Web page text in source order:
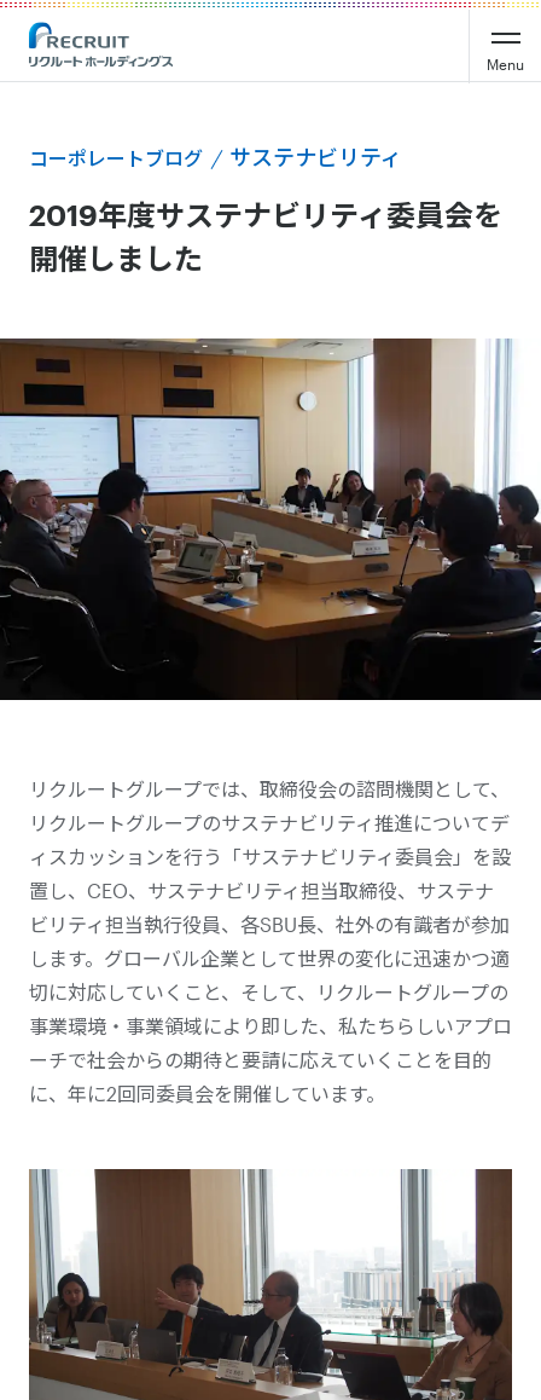
Menu
コーポレートブログ サステナビリティ
2019年度サステナビリティ委員会を
開催しました
リクルートグループでは、取締役会の諮問機関として、
リクルートグループのサステナビリティ推進についてデ
ィスカッションを行う「サステナビリティ委員会」を設
置し、CEO、サステナビリティ担当取締役、サステナ
ビリティ担当執行役員、各SBU長、社外の有識者が参加
します。グローバル企業として世界の変化に迅速かつ適
切に対応していくこと、そして、リクルートグループの
事業環境・事業領域により即した、私たちらしいアプロ
ーチで社会からの期待と要請に応えていくことを目的
に、年に2回同委員会を開催しています。